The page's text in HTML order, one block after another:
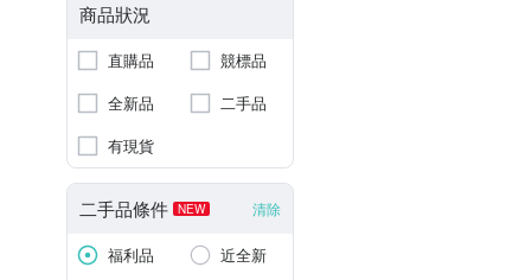
商品狀況
直購品
競標品
全新品
二手品
有現貨
二手品條件 NEW 清除
福利品
近全新